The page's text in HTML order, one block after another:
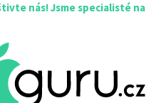
nás! Jsme specialisté na